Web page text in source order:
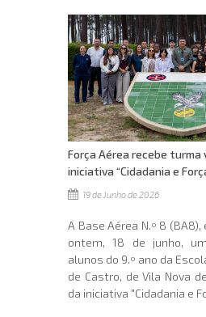
Força Aérea recebe turma
iniciativa “Cidadania e
19 de Junho de 2026
A Base Aérea N.º 8 (BA8),
ontem, 18 de junho,
alunos do 9.º ano da
de Castro, de Vila Nova
da iniciativa "Cidadania e